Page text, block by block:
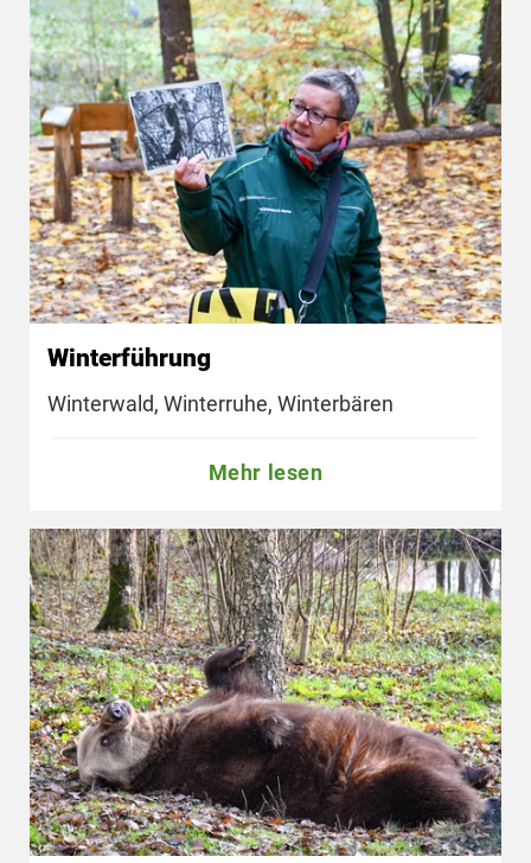
Winterführung
Winterwald, Winterruhe, Winterbären
Mehr lesen